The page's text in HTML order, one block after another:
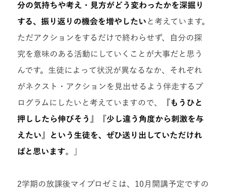
分の気持ちや考え・見方がどう変わったかを深掘り
する、振り返りの機会を増やしたい と考えています。
ただアクションをするだけで終わらせず、自分の探
究を意味のある活動にしていくことが大事だと思う
んです。生徒によって状況が異なるなか、それぞれ
がネクスト・アクションを見出せるよう伴走するプ
ログラムにしたいと考えていますので、
『もうひと
押ししたら伸びそう』『少し違う角度から刺激を与
えたい』という生徒を、ぜひ送り出していただけれ
ばと思います。」
2学期の放課後マイプロゼミは、10月開講予定ですの